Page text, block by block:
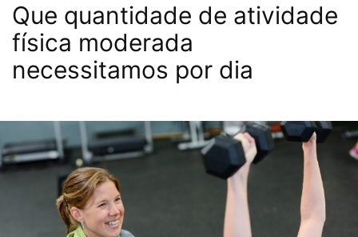
Que quantidade de atividade
física moderada
necessitamos por dia